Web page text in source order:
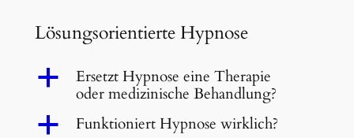
Lösungsorientierte Hypnose
a
Ersetzt Hypnose eine Therapie
oder medizinische Behandlung?
a Funktioniert Hypnose wirklich?